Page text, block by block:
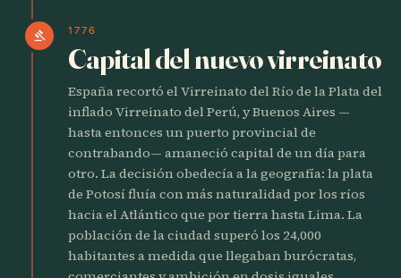
gavel 1776
Capital del nuevo virreinato
España recortó el Virreinato del Río de la Plata del
inflado Virreinato del Perú, y Buenos Aires —
hasta entonces un puerto provincial de
contrabando— amaneció capital de un día para
otro. La decisión obedecía a la geografía: la plata
de Potosí fluía con más naturalidad por los ríos
hacia el Atlántico que por tierra hasta Lima. La
población de la ciudad superó los 24,000
habitantes a medida que llegaban burócratas,